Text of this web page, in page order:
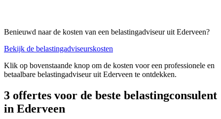
Benieuwd naar de kosten van een belastingadviseur uit Ederveen?
Bekijk de belastingadviseurskosten
Klik op bovenstaande knop om de kosten voor een professionele en
betaalbare belastingadviseur uit Ederveen te ontdekken.
3 offertes voor de beste belastingconsulent
in Ederveen